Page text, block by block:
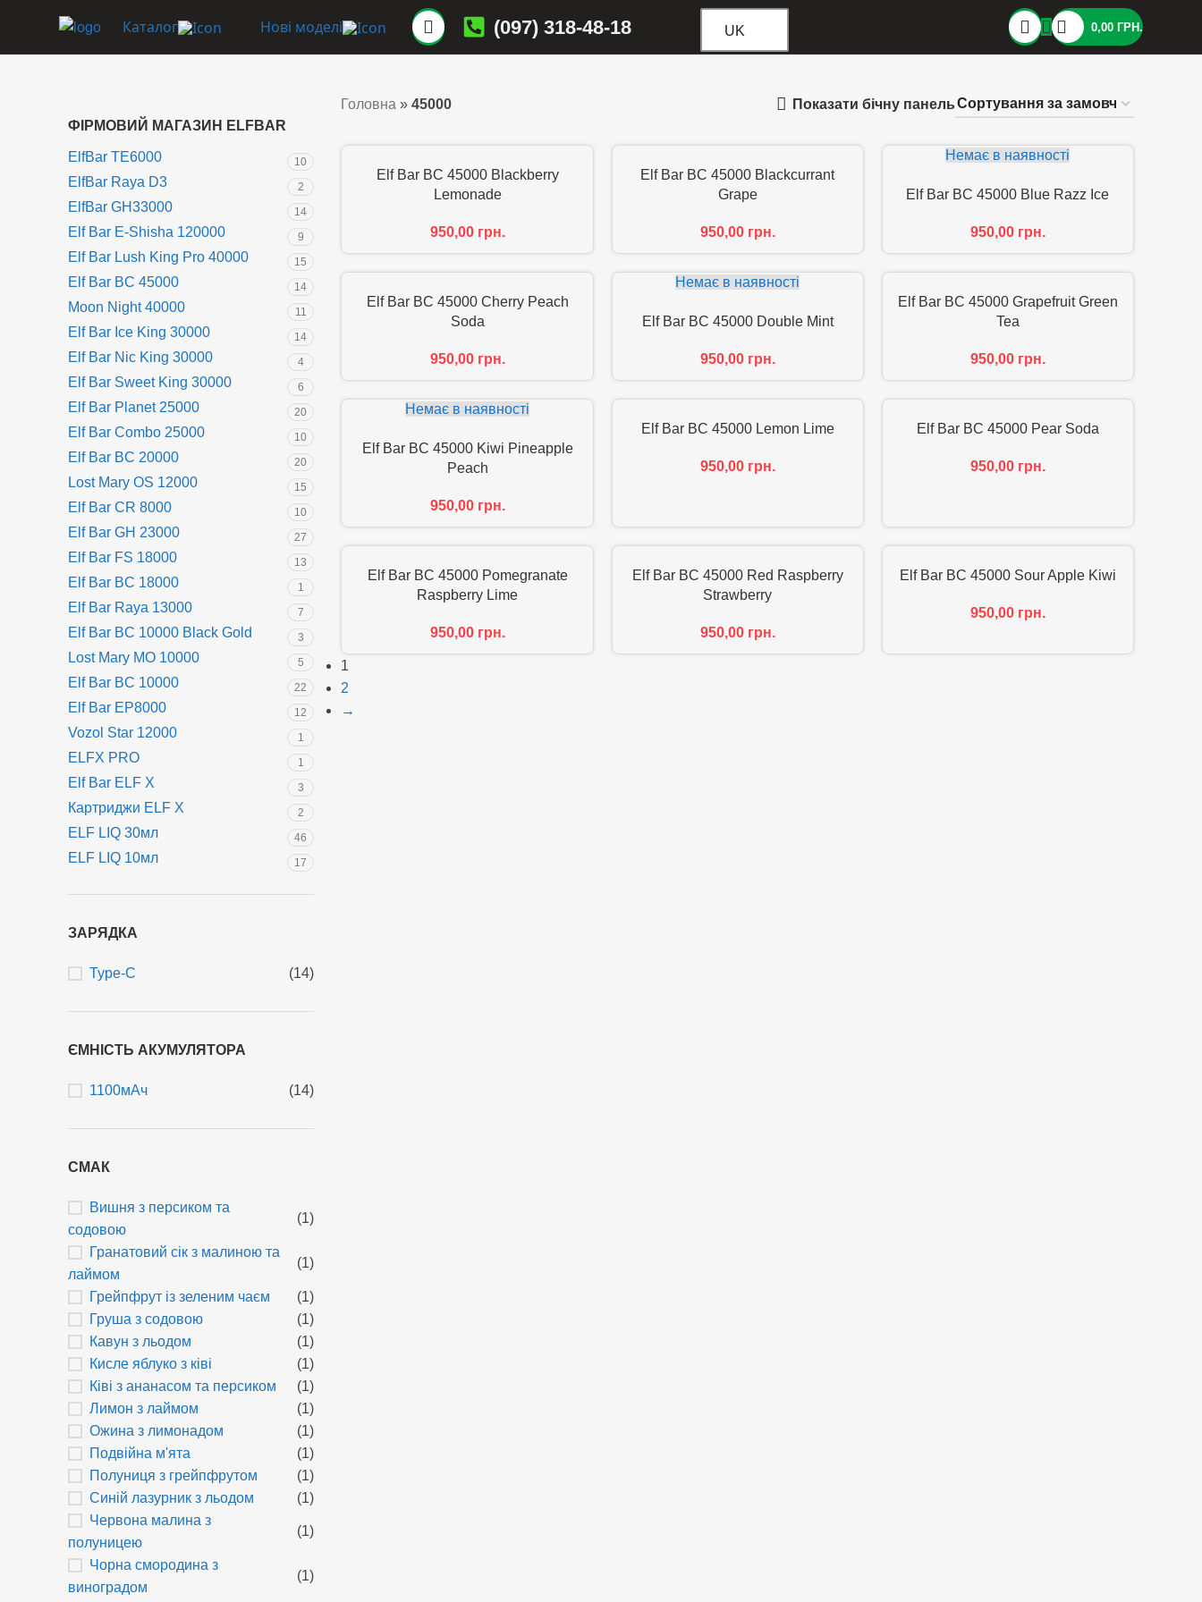
Каталог Нові моделі (097) 318-48-18 UK 0,00 ГРН.
ФІРМОВИЙ МАГАЗИН ELFBAR
ElfBar TE6000 10
ElfBar Raya D3 2
ElfBar GH33000 14
Elf Bar E-Shisha 120000 9
Elf Bar Lush King Pro 40000 15
Elf Bar BC 45000 14
Moon Night 40000 11
Elf Bar Ice King 30000 14
Elf Bar Nic King 30000 4
Elf Bar Sweet King 30000 6
Elf Bar Planet 25000 20
Elf Bar Combo 25000 10
Elf Bar BC 20000 20
Lost Mary OS 12000 15
Elf Bar CR 8000 10
Elf Bar GH 23000 27
Elf Bar FS 18000 13
Elf Bar BC 18000 1
Elf Bar Raya 13000 7
Elf Bar BC 10000 Black Gold 3
Lost Mary MO 10000 5
Elf Bar BC 10000 22
Elf Bar EP8000 12
Vozol Star 12000 1
ELFX PRO 1
Elf Bar ELF X 3
Картриджи ELF X 2
ELF LIQ 30мл 46
ELF LIQ 10мл 17
ЗАРЯДКА
Type-C (14)
ЄМНІСТЬ АКУМУЛЯТОРА
1100мАч (14)
СМАК
Вишня з персиком та
содовою
(1)
Гранатовий сік з малиною та
лаймом
(1)
Грейпфрут із зеленим чаєм
(1)
Груша з содовою
(1)
Кавун з льодом
(1)
Кисле яблуко з ківі
(1)
Ківі з ананасом та персиком
(1)
Лимон з лаймом
(1)
Ожина з лимонадом
(1)
Подвійна м'ята
(1)
Полуниця з грейпфрутом
(1)
Синій лазурник з льодом
(1)
Червона малина з
полуницею
(1)
Чорна смородина з
виноградом
(1)
Головна »45000 Показати бічну панель
Elf Bar BC 45000 Blackberry
Lemonade
950,00 грн.
Elf Bar BC 45000 Blackcurrant
Grape
950,00 грн.
Немає в наявності
Elf Bar BC 45000 Blue Razz Ice
950,00 грн.
Elf Bar BC 45000 Cherry Peach
Soda
950,00 грн.
Немає в наявності
Elf Bar BC 45000 Double Mint
950,00 грн.
Elf Bar BC 45000 Grapefruit Green
Tea
950,00 грн.
Немає в наявності
Elf Bar BC 45000 Kiwi Pineapple
Peach
950,00 грн.
Elf Bar BC 45000 Lemon Lime
950,00 грн.
Elf Bar BC 45000 Pear Soda
950,00 грн.
Elf Bar BC 45000 Pomegranate
Raspberry Lime
950,00 грн.
Elf Bar BC 45000 Red Raspberry
Strawberry
950,00 грн.
Elf Bar BC 45000 Sour Apple Kiwi
950,00 грн.
1
2
→